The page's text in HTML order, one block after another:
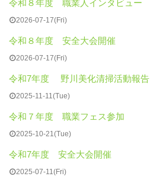
令和８年度 職業人インタビュー
2026-07-17(Fri)
令和８年度 安全大会開催
2026-07-17(Fri)
令和7年度 野川美化清掃活動報告
2025-11-11(Tue)
令和７年度 職業フェス参加
2025-10-21(Tue)
令和7年度 安全大会開催
2025-07-11(Fri)